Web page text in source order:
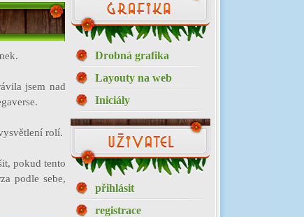
jsem nad
rolí.
pokud tento
podle sebe,
Drobná grafika
Layouty na web
Iniciály
přihlásit
registrace